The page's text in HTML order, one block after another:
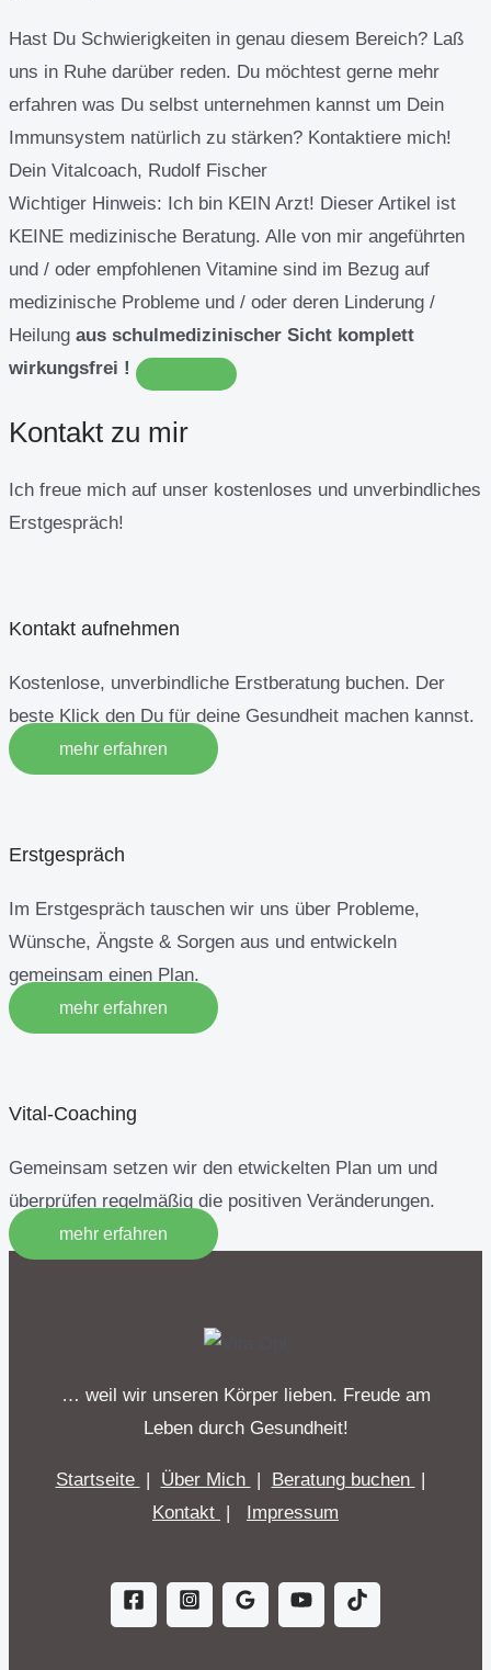
Hast Du Schwierigkeiten in genau diesem Bereich? Laß
uns in Ruhe darüber reden. Du möchtest gerne mehr
erfahren was Du selbst unternehmen kannst um Dein
Immunsystem natürlich zu stärken? Kontaktiere mich!
Dein Vitalcoach, Rudolf Fischer
Wichtiger Hinweis: Ich bin KEIN Arzt! Dieser Artikel ist
KEINE medizinische Beratung. Alle von mir angeführten
und / oder empfohlenen Vitamine sind im Bezug auf
medizinische Probleme und / oder deren Linderung /
Heilung aus schulmedizinischer Sicht komplett
wirkungsfrei !
Kontakt zu mir
Ich freue mich auf unser kostenloses und unverbindliches
Erstgespräch!
Kontakt aufnehmen
Kostenlose, unverbindliche Erstberatung buchen. Der
beste Klick den Du für deine Gesundheit machen kannst.
mehr erfahren
Erstgespräch
Im Erstgespräch tauschen wir uns über Probleme,
Wünsche, Ängste & Sorgen aus und entwickeln
gemeinsam einen Plan.
mehr erfahren
Vital-Coaching
Gemeinsam setzen wir den etwickelten Plan um und
überprüfen regelmäßig die positiven Veränderungen.
mehr erfahren
… weil wir unseren Körper lieben. Freude am
Leben durch Gesundheit!
Startseite | Über Mich | Beratung buchen |
Kontakt | Impressum